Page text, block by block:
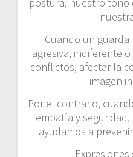
postura, nuestro tono
Cuando un
agresiva, indiferente
conflictos, afectar la
imagen
Por el contrario,
empatía y
ayudamos a